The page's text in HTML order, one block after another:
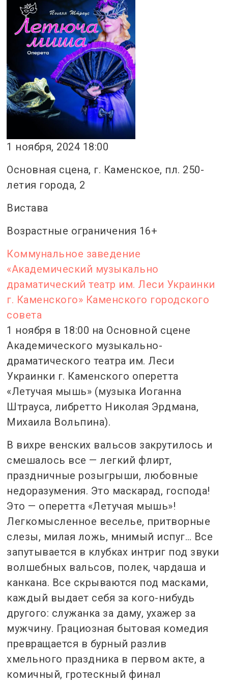
1 ноября, 2024 18:00
Основная сцена, г. Каменское, пл. 250-
летия города, 2
Вистава
Возрастные ограничения 16+
Коммунальное заведение
«Академический музыкально
драматический театр им. Леси Украинки
г. Каменского» Каменского городского
совета
1 ноября в 18:00 на Основной сцене
Академического музыкально-
драматического театра им. Леси
Украинки г. Каменского оперетта
«Летучая мышь» (музыка Иоганна
Штрауса, либретто Николая Эрдмана,
Михаила Вольпина).
В вихре венских вальсов закрутилось и
смешалось все — легкий флирт,
праздничные розыгрыши, любовные
недоразумения. Это маскарад, господа!
Это — оперетта «Летучая мышь»!
Легкомысленное веселье, притворные
слезы, милая ложь, мнимый испуг… Все
запутывается в клубках интриг под звуки
волшебных вальсов, полек, чардаша и
канкана. Все скрываются под масками,
каждый выдает себя за кого-нибудь
другого: служанка за даму, ухажер за
мужчину. Грациозная бытовая комедия
превращается в бурный разлив
хмельного праздника в первом акте, а
комичный, гротескный финал